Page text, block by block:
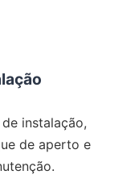
instalação,
de aperto e